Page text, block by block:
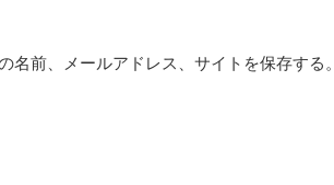
前、メールアドレス、サイトを保存する。